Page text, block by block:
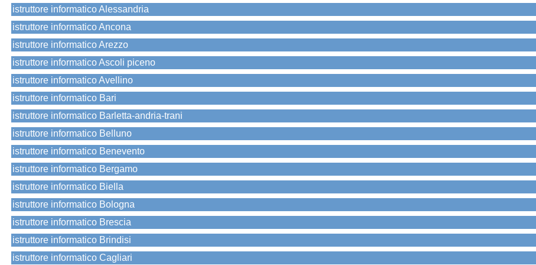
istruttore informatico Alessandria
istruttore informatico Ancona
istruttore informatico Arezzo
istruttore informatico Ascoli piceno
istruttore informatico Avellino
istruttore informatico Bari
istruttore informatico Barletta-andria-trani
istruttore informatico Belluno
istruttore informatico Benevento
istruttore informatico Bergamo
istruttore informatico Biella
istruttore informatico Bologna
istruttore informatico Brescia
istruttore informatico Brindisi
istruttore informatico Cagliari